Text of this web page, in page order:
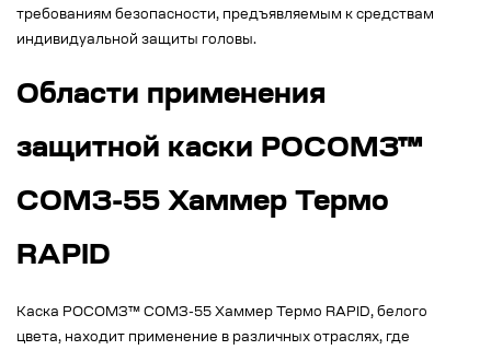
требованиям безопасности, предъявляемым к средствам
индивидуальной защиты головы.
Области применения
защитной каски РОСОМЗ™
СОМЗ-55 Хаммер Термо
RAPID
Каска РОСОМЗ™ СОМЗ-55 Хаммер Термо RAPID, белого
цвета, находит применение в различных отраслях, где